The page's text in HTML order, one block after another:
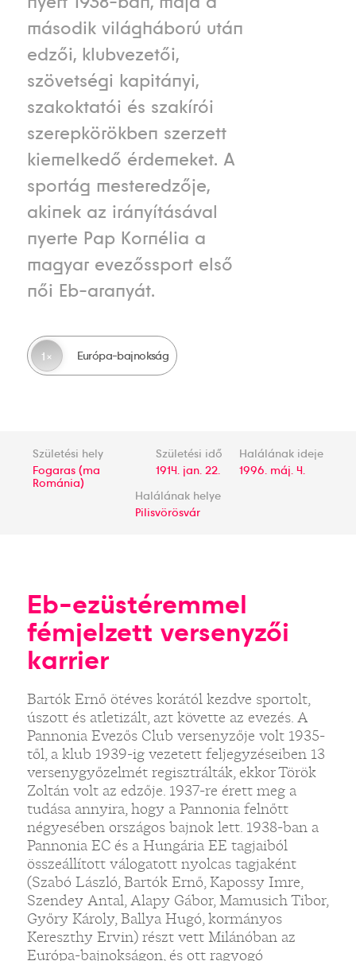
második világháború után
edzői, klubvezetői,
szövetségi kapitányi,
szakoktatói és szakírói
szerepkörökben szerzett
kiemelkedő érdemeket. A
sportág mesteredzője,
akinek az irányításával
nyerte Pap Kornélia a
magyar evezőssport első
női Eb-aranyát.
1 Európa-bajnokság
Születési hely
Fogaras (ma
Románia)
Születési idő
1914. jan. 22.
Halálának ideje
1996. máj. 4.
Halálának helye
Pilisvörösvár
Eb-ezüstéremmel
fémjelzett versenyzői
karrier
Bartók Ernő ötéves korától kezdve sportolt,
úszott és atletizált, azt követte az evezés. A
Pannonia Evezős Club versenyzője volt 1935-
től, a klub 1939-ig vezetett feljegyzéseiben 13
versenygyőzelmét regisztrálták, ekkor Török
Zoltán volt az edzője. 1937-re érett meg a
tudása annyira, hogy a Pannonia felnőtt
négyesében országos bajnok lett. 1938-ban a
Pannonia EC és a Hungária EE tagjaiból
összeállított válogatott nyolcas tagjaként
(Szabó László, Bartók Ernő, Kapossy Imre,
Szendey Antal, Alapy Gábor, Mamusich Tibor,
Győry Károly, Ballya Hugó, kormányos
Kereszthy Ervin) részt vett Milánóban az
Európa-bajnokságon, és ott ragyogó